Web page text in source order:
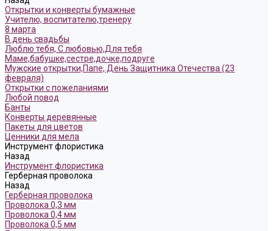
Открытки и конверты бумажные
Учителю, воспитателю,тренеру
8 марта
В день свадьбы
Люблю тебя, С любовью,Для тебя
Маме,бабушке,сестре,дочке,подруге
Мужские открытки,Папе, День Защитника Отечества (23
февраля)
Открытки с пожеланиями
Любой повод
Банты
Конверты деревянные
Пакеты для цветов
Ценники для мела
Инструмент флористика
Назад
Инструмент флористика
Герберная проволока
Назад
Герберная проволока
Проволока 0,3 мм
Проволока 0,4 мм
Проволока 0,5 мм